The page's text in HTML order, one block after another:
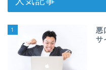
1
悪
サ